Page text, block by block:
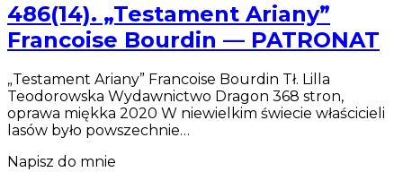
486(14). „Testament Ariany”
Francoise Bourdin — PATRONAT
„Testament Ariany” Francoise Bourdin Tł. Lilla
Teodorowska Wydawnictwo Dragon 368 stron,
oprawa miękka 2020 W niewielkim świecie właścicieli
lasów było powszechnie…
Napisz do mnie